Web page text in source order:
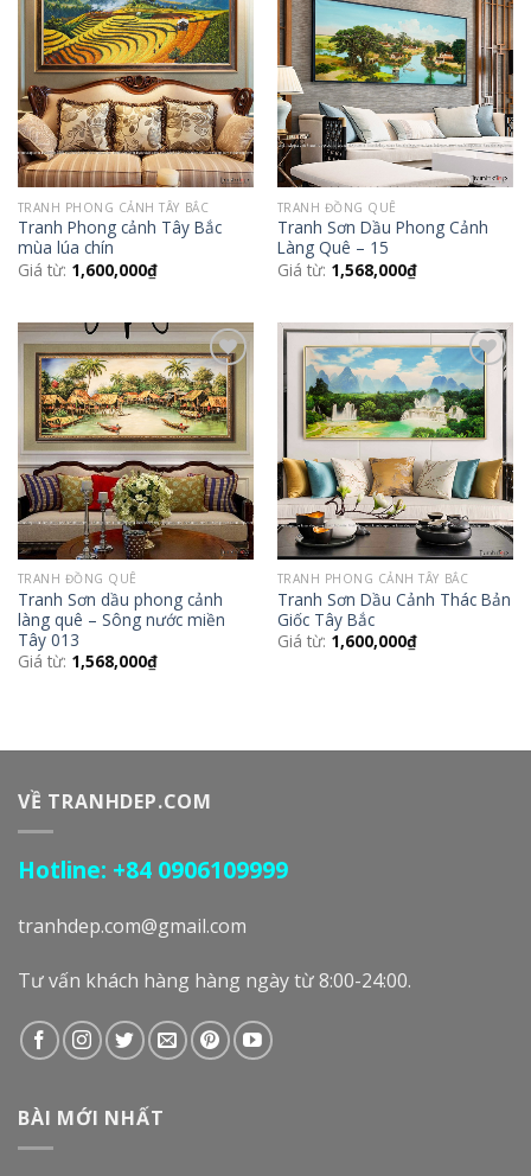
Add to
Wishlist
TRANH PHONG CẢNH TÂY BẮC
Tranh Phong cảnh Tây Bắc
mùa lúa chín
Giá từ: 1,600,000₫
Add to
Wishlist
TRANH ĐỒNG QUÊ
Tranh Sơn Dầu Phong Cảnh
Làng Quê – 15
Giá từ: 1,568,000₫
Add to
Wishlist
TRANH ĐỒNG QUÊ
Tranh Sơn dầu phong cảnh
làng quê – Sông nước miền
Tây 013
Giá từ: 1,568,000₫
Add to
Wishlist
TRANH PHONG CẢNH TÂY BẮC
Tranh Sơn Dầu Cảnh Thác Bản
Giốc Tây Bắc
Giá từ: 1,600,000₫
VỀ TRANHDEP.COM
Hotline: +84 0906109999
tranhdep.com@gmail.com
Tư vấn khách hàng hàng ngày từ 8:00-24:00.
BÀI MỚI NHẤT